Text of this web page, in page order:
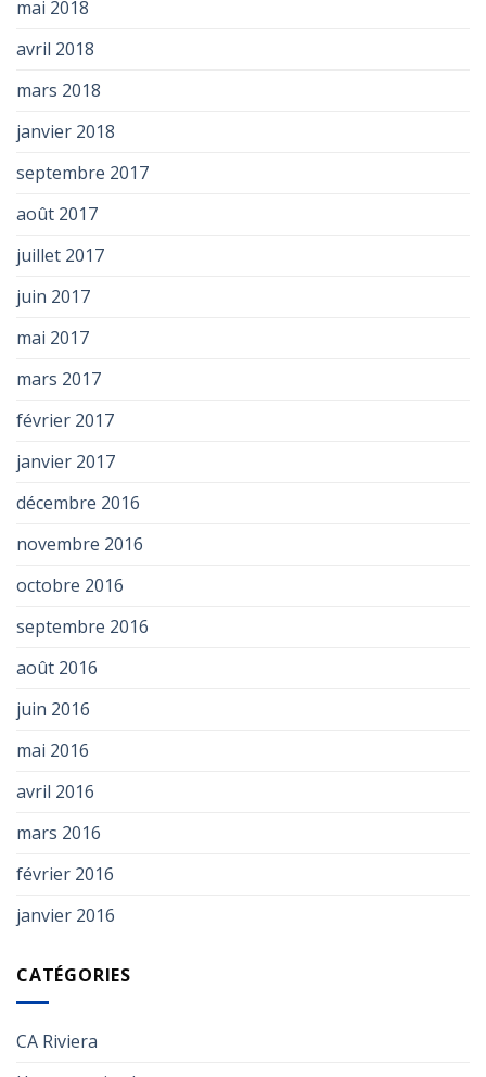
mai 2018
avril 2018
mars 2018
janvier 2018
septembre 2017
août 2017
juillet 2017
juin 2017
mai 2017
mars 2017
février 2017
janvier 2017
décembre 2016
novembre 2016
octobre 2016
septembre 2016
août 2016
juin 2016
mai 2016
avril 2016
mars 2016
février 2016
janvier 2016
CATÉGORIES
CA Riviera